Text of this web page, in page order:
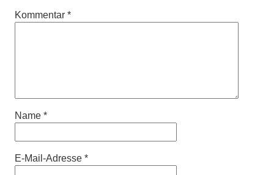
Kommentar *
Name *
E-Mail-Adresse *